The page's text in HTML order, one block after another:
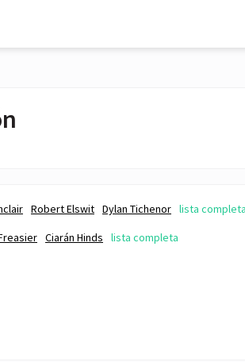
Robert Elswit Dylan Tichenor lista completa
Ciarán Hinds
lista completa